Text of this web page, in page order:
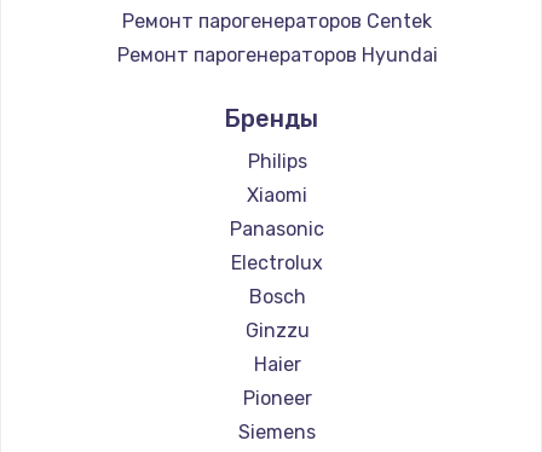
Ремонт парогенераторов Centek
Ремонт парогенераторов Hyundai
Ремонт парогенераторов DELTA
Ремонт парогенераторов Silter
Ремонт парогенераторов Chayka
Ремонт парогенераторов Beko
Ремонт парогенераторов Vivitek
Ремонт парогенераторов RED solution
Бренды
Philips
Xiaomi
Panasonic
Electrolux
Bosch
Ginzzu
Haier
Pioneer
Siemens